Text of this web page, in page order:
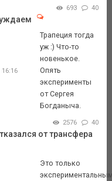
693 40
Трапеция тогда
уж :) Что-то
новенькое.
Опять
эксперименты
от Сергея
Богданыча.
2576 40
от трансфера
Это только